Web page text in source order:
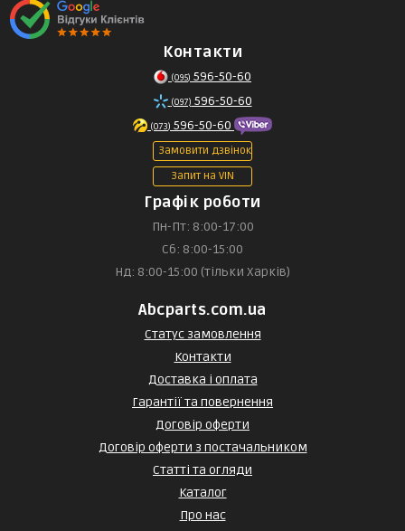
Контакти
(095) 596-50-60
(097) 596-50-60
(073) 596-50-60
Замовити дзвінок
Запит на VIN
Графік роботи
Пн-Пт: 8:00-17:00
Сб: 8:00-15:00
Нд: 8:00-15:00 (тільки Харків)
Abcparts.com.ua
Статус замовлення
Контакти
Доставка і оплата
Гарантії та повернення
Договір оферти
Договір оферти з постачальником
Статті та огляди
Каталог
Про нас